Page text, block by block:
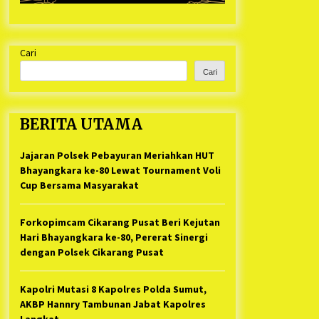
Cari
Cari
BERITA UTAMA
Jajaran Polsek Pebayuran Meriahkan HUT
Bhayangkara ke-80 Lewat Tournament Voli
Cup Bersama Masyarakat
Forkopimcam Cikarang Pusat Beri Kejutan
Hari Bhayangkara ke-80, Pererat Sinergi
dengan Polsek Cikarang Pusat
Kapolri Mutasi 8 Kapolres Polda Sumut,
AKBP Hannry Tambunan Jabat Kapolres